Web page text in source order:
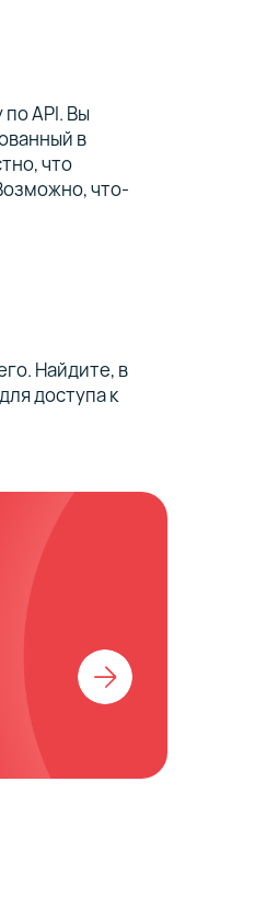
API. Вы
в
что
что-
Найдите, в
доступа к